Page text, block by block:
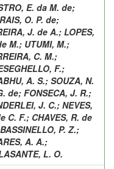
E. da M. de;
O. P. de;
J. de A.; LOPES,
M.; UTUMI, M.;
C. M.;
F.;
A. S.; SOUZA, N.
de; FONSECA, J. R.;
J. C.; NEVES,
C. F.; CHAVES, R. de
BASSINELLO, P. Z.;
A. A.;
L. O.